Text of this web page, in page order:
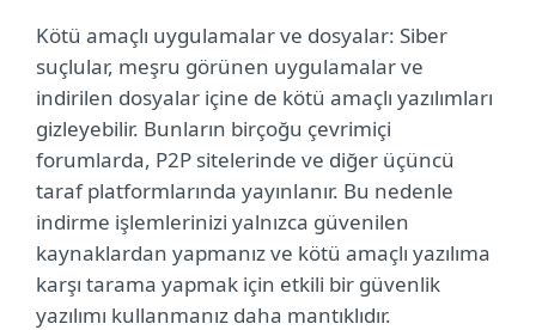
Kötü amaçlı uygulamalar ve dosyalar: Siber
suçlular, meşru görünen uygulamalar ve
indirilen dosyalar içine de kötü amaçlı yazılımları
gizleyebilir. Bunların birçoğu çevrimiçi
forumlarda, P2P sitelerinde ve diğer üçüncü
taraf platformlarında yayınlanır. Bu nedenle
indirme işlemlerinizi yalnızca güvenilen
kaynaklardan yapmanız ve kötü amaçlı yazılıma
karşı tarama yapmak için etkili bir güvenlik
yazılımı kullanmanız daha mantıklıdır.